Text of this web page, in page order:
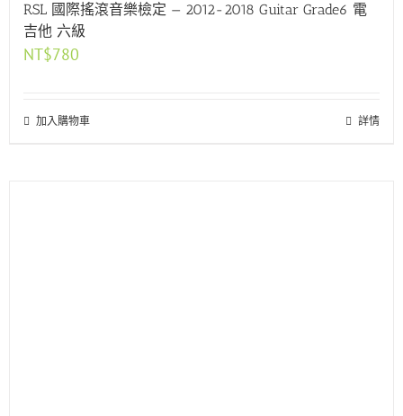
RSL 國際搖滾音樂檢定 — 2012-2018 Guitar Grade6 電
吉他 六級
NT$780
加入購物車 詳情